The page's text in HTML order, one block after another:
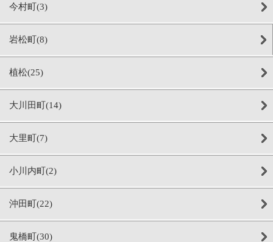
今村町(3)
岩松町(8)
植松(25)
大川田町(14)
大里町(7)
小川内町(2)
沖田町(22)
鬼橋町(30)